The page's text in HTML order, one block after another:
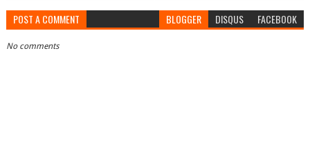
POST A COMMENT BLOGGER DISQUS FACEBOOK
No comments